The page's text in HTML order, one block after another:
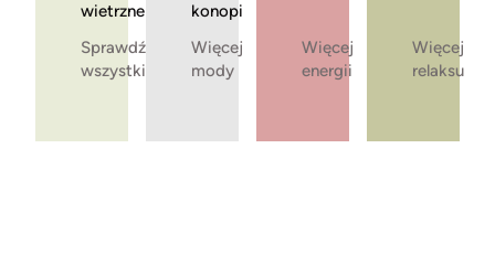
wietrzne
Sprawdź
wszystkie
konopi
Więcej
mody
Więcej
energii
Więcej
relaksu